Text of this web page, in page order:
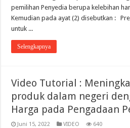
pemilihan Penyedia berupa kelebihan
Kemudian pada ayat (2) disebutkan :
untuk ...
Selengkapnya
Video Tutorial :
produk dalam negeri
Harga pada Pengadaan
Juni 15, 2022 VIDEO 640